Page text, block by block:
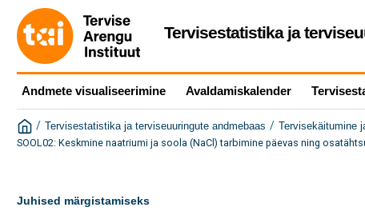
Tervisestatistika ja
Andmete visualiseerimine Avaldamiskalender
/ Tervisestatistika ja terviseuuringute andmebaas / Tervisekäitumine
SOOL02: Keskmine naatriumi ja soola (NaCl) tarbimine päevas ning
Juhised märgistamiseks